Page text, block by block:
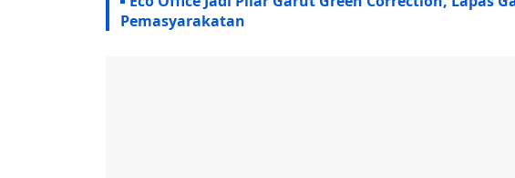
Pemasyarakatan